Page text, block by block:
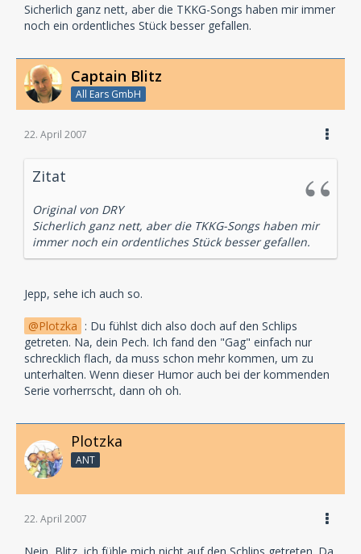
Sicherlich ganz nett, aber die TKKG-Songs haben mir immer
noch ein ordentliches Stück besser gefallen.
Captain Blitz
All Ears GmbH
22. April 2007
Zitat
Original von DRY
Sicherlich ganz nett, aber die TKKG-Songs haben mir
immer noch ein ordentliches Stück besser gefallen.
Jepp, sehe ich auch so.
Plotzka : Du fühlst dich also doch auf den Schlips
getreten. Na, dein Pech. Ich fand den "Gag" einfach nur
schrecklich flach, da muss schon mehr kommen, um zu
unterhalten. Wenn dieser Humor auch bei der kommenden
Serie vorherrscht, dann oh oh.
Plotzka
ANT
22. April 2007